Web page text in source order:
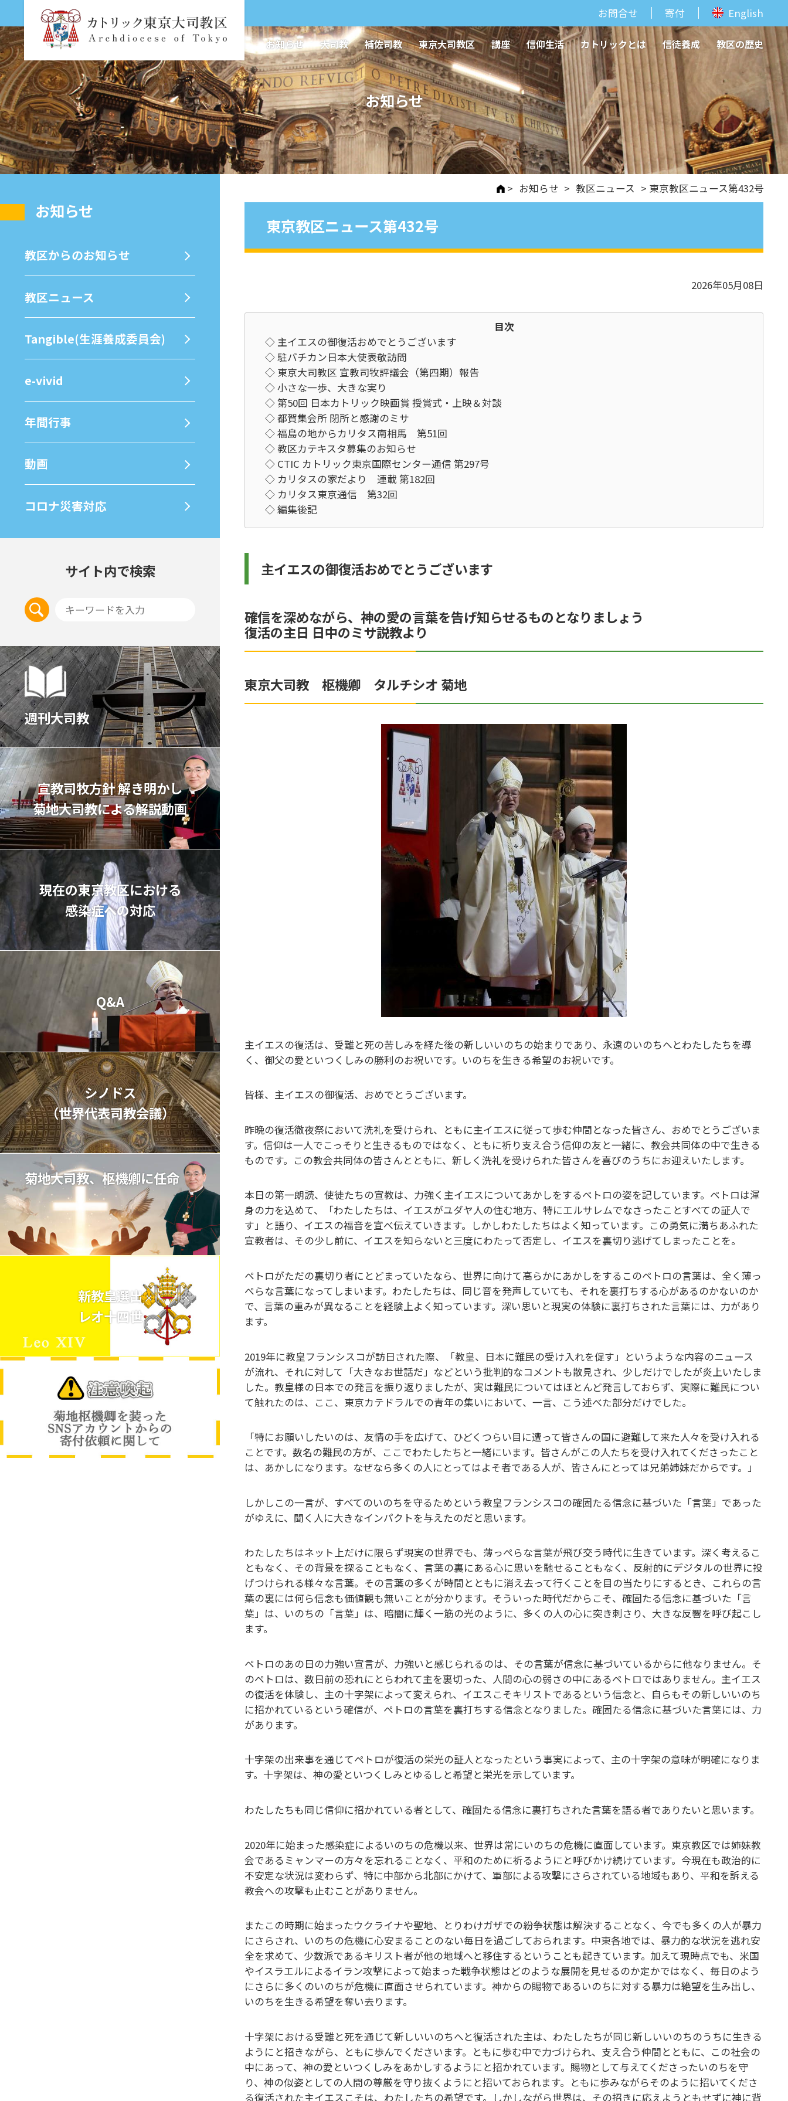
お問合せ 寄付 English
お知らせ 大司教 補佐司教 東京大司教区 講座 信仰生活 カトリックとは 信徒養成 教区の歴史
お知らせ
> お知らせ > 教区ニュース > 東京教区ニュース第432号
東京教区ニュース第432号
2026年05月08日
目次
◇ 主イエスの御復活おめでとうございます
◇ 駐バチカン日本大使表敬訪問
◇ 東京⼤司教区 宣教司牧評議会（第四期）報告
◇ 小さな一歩、大きな実り
◇ 第50回 日本カトリック映画賞 授賞式・上映＆対談
◇ 都賀集会所 閉所と感謝のミサ
◇ 福島の地からカリタス南相馬 第51回
◇ 教区カテキスタ募集のお知らせ
◇ CTIC カトリック東京国際センター通信 第297号
◇ カリタスの家だより 連載 第182回
◇ カリタス東京通信 第32回
◇ 編集後記
主イエスの御復活おめでとうございます
確信を深めながら、神の愛の言葉を告げ知らせるものとなりましょう
復活の主日 日中のミサ説教より
東京大司教 枢機卿 タルチシオ 菊地
主イエスの復活は、受難と死の苦しみを経た後の新しいいのちの始まりであり、永遠のいのちへとわたしたちを導
く、御父の愛といつくしみの勝利のお祝いです。いのちを生きる希望のお祝いです。
皆様、主イエスの御復活、おめでとうございます。
昨晩の復活徹夜祭において洗礼を受けられ、ともに主イエスに従って歩む仲間となった皆さん、おめでとうございま
す。信仰は一人でこっそりと生きるものではなく、ともに祈り支え合う信仰の友と一緒に、教会共同体の中で生きる
ものです。この教会共同体の皆さんとともに、新しく洗礼を受けられた皆さんを喜びのうちにお迎えいたします。
本日の第一朗読、使徒たちの宣教は、力強く主イエスについてあかしをするペトロの姿を記しています。ペトロは渾
身の力を込めて、「わたしたちは、イエスがユダヤ人の住む地方、特にエルサレムでなさったことすべての証人で
す」と語り、イエスの福音を宣べ伝えていきます。しかしわたしたちはよく知っています。この勇気に満ちあふれた
宣教者は、その少し前に、イエスを知らないと三度にわたって否定し、イエスを裏切り逃げてしまったことを。
ペトロがただの裏切り者にとどまっていたなら、世界に向けて高らかにあかしをするこのペトロの言葉は、全く薄っ
ぺらな言葉になってしまいます。わたしたちは、同じ音を発声していても、それを裏打ちする心があるのかないのか
で、言葉の重みが異なることを経験上よく知っています。深い思いと現実の体験に裏打ちされた言葉には、力があり
ます。
2019年に教皇フランシスコが訪日された際、「教皇、日本に難民の受け入れを促す」というような内容のニュース
が流れ、それに対して「大きなお世話だ」などという批判的なコメントも散見され、少しだけでしたが炎上いたしま
した。教皇様の日本での発言を振り返りましたが、実は難民についてはほとんど発言しておらず、実際に難民につい
て触れたのは、ここ、東京カテドラルでの青年の集いにおいて、一言、こう述べた部分だけでした。
「特にお願いしたいのは、友情の手を広げて、ひどくつらい目に遭って皆さんの国に避難して来た人々を受け入れる
ことです。数名の難民の方が、ここでわたしたちと一緒にいます。皆さんがこの人たちを受け入れてくださったこと
は、あかしになります。なぜなら多くの人にとってはよそ者である人が、皆さんにとっては兄弟姉妹だからです。」
しかしこの一言が、すべてのいのちを守るためという教皇フランシスコの確固たる信念に基づいた「言葉」であった
がゆえに、聞く人に大きなインパクトを与えたのだと思います。
わたしたちはネット上だけに限らず現実の世界でも、薄っぺらな言葉が飛び交う時代に生きています。深く考えるこ
ともなく、その背景を探ることもなく、言葉の裏にある心に思いを馳せることもなく、反射的にデジタルの世界に投
げつけられる様々な言葉。その言葉の多くが時間とともに消え去って行くことを目の当たりにするとき、これらの言
葉の裏には何ら信念も価値観も無いことが分かります。そういった時代だからこそ、確固たる信念に基づいた「言
葉」は、いのちの「言葉」は、暗闇に輝く一筋の光のように、多くの人の心に突き刺さり、大きな反響を呼び起こし
ます。
ペトロのあの日の力強い宣言が、力強いと感じられるのは、その言葉が信念に基づいているからに他なりません。そ
のペトロは、数日前の恐れにとらわれて主を裏切った、人間の心の弱さの中にあるペトロではありません。主イエス
の復活を体験し、主の十字架によって変えられ、イエスこそキリストであるという信念と、自らもその新しいいのち
に招かれているという確信が、ペトロの言葉を裏打ちする信念となりました。確固たる信念に基づいた言葉には、力
があります。
十字架の出来事を通じてペトロが復活の栄光の証人となったという事実によって、主の十字架の意味が明確になりま
す。十字架は、神の愛といつくしみとゆるしと希望と栄光を示しています。
わたしたちも同じ信仰に招かれている者として、確固たる信念に裏打ちされた言葉を語る者でありたいと思います。
2020年に始まった感染症によるいのちの危機以来、世界は常にいのちの危機に直面しています。東京教区では姉妹教
会であるミャンマーの方々を忘れることなく、平和のために祈るようにと呼びかけ続けています。今現在も政治的に
不安定な状況は変わらず、特に中部から北部にかけて、軍部による攻撃にさらされている地域もあり、平和を訴える
教会への攻撃も止むことがありません。
またこの時期に始まったウクライナや聖地、とりわけガザでの紛争状態は解決することなく、今でも多くの人が暴力
にさらされ、いのちの危機に心安まることのない毎日を過ごしておられます。中東各地では、暴力的な状況を逃れ安
全を求めて、少数派であるキリスト者が他の地域へと移住するということも起きています。加えて現時点でも、米国
やイスラエルによるイラン攻撃によって始まった戦争状態はどのような展開を見せるのか定かではなく、毎日のよう
にさらに多くのいのちが危機に直面させられています。神からの賜物であるいのちに対する暴力は絶望を生み出し、
いのちを生きる希望を奪い去ります。
十字架における受難と死を通じて新しいいのちへと復活された主は、わたしたちが同じ新しいいのちのうちに生きる
ようにと招きながら、ともに歩んでくださいます。ともに歩む中で力づけられ、支え合う仲間とともに、この社会の
中にあって、神の愛といつくしみをあかしするようにと招かれています。賜物として与えてくださったいのちを守
り、神の似姿としての人間の尊厳を守り抜くようにと招いておられます。ともに歩みながらそのように招いてくださ
る復活された主イエスこそは、わたしたちの希望です。しかしながら世界は、その招きに応えようともせずに神に背
お知らせ
教区からのお知らせ
教区ニュース
Tangible(生涯養成委員会)
e-vivid
年間⾏事
動画
コロナ災害対応
サイト内で検索
週刊大司教
宣教司牧⽅針 解き明かし
菊地⼤司教による解説動画
現在の東京教区における
感染症への対応
Q&A
シノドス
（世界代表司教会議）
菊地大司教、枢機卿に任命
新教皇選出
レオ十四世